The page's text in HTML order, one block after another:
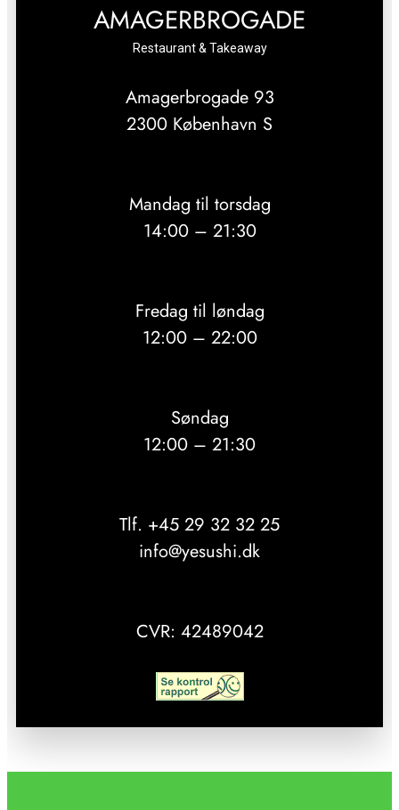
AMAGERBROGADE
Restaurant & Takeaway
Amagerbrogade 93
2300 København S
Mandag til torsdag
14:00 – 21:30
Fredag til løndag
12:00 – 22:00
Søndag
12:00 – 21:30
Tlf. +45 29 32 32 25
info@yesushi.dk
CVR: 42489042